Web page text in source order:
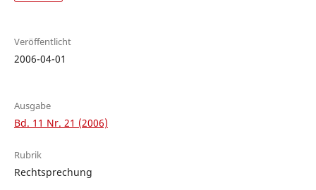
Veröffentlicht
2006-04-01
Ausgabe
Bd. 11 Nr. 21 (2006)
Rubrik
Rechtsprechung